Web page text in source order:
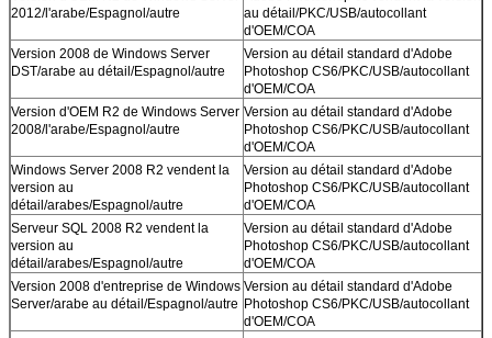
2012/l'arabe/Espagnol/autre
au détail/PKC/USB/autocollant
d'OEM/COA
Version 2008 de Windows Server
DST/arabe au détail/Espagnol/autre
Version au détail standard d'Adobe
Photoshop CS6/PKC/USB/autocollant
d'OEM/COA
Version d'OEM R2 de Windows Server
2008/l'arabe/Espagnol/autre
Version au détail standard d'Adobe
Photoshop CS6/PKC/USB/autocollant
d'OEM/COA
Windows Server 2008 R2 vendent la
version au
détail/arabes/Espagnol/autre
Version au détail standard d'Adobe
Photoshop CS6/PKC/USB/autocollant
d'OEM/COA
Serveur SQL 2008 R2 vendent la
version au
détail/arabes/Espagnol/autre
Version au détail standard d'Adobe
Photoshop CS6/PKC/USB/autocollant
d'OEM/COA
Version 2008 d'entreprise de Windows
Server/arabe au détail/Espagnol/autre
Version au détail standard d'Adobe
Photoshop CS6/PKC/USB/autocollant
d'OEM/COA